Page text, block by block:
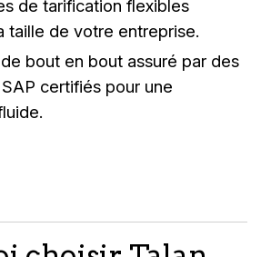
de tarification flexibles
taille de votre entreprise.
bout en bout assuré par des
certifiés pour une